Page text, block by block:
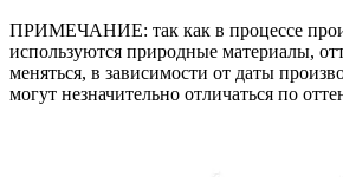
ПРИМЕЧАНИЕ: так как в процессе
используются природные материалы,
меняться, в зависимости от даты
могут незначительно отличаться по